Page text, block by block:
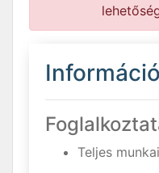
Teljes